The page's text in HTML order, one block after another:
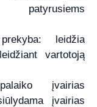
patyrusiems
leidžia
vartotoją
įvairias
įvairias